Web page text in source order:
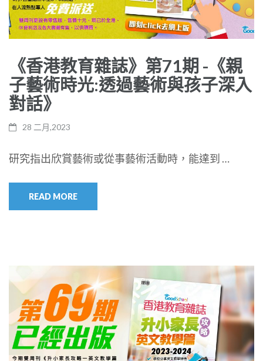
《香港教育雜誌》第71期 -《親
子藝術時光:透過藝術與孩子深入
對話》
28 二月,2023
研究指出欣賞藝術或從事藝術活動時，能達到 …
READ MORE